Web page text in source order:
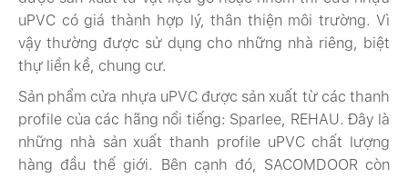
uPVC có giá thành hợp lý, thân thiện môi trường. Vì
vậy thường được sử dụng cho những nhà riêng, biệt
thự liền kề, chung cư.
Sản phẩm cửa nhựa uPVC được sản xuất từ các thanh
profile của các hãng nổi tiếng: Sparlee, REHAU. Đây là
những nhà sản xuất thanh profile uPVC chất lượng
hàng đầu thế giới. Bên cạnh đó, SACOMDOOR còn